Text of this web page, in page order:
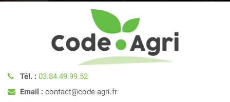
Tél. : 03.84.49.99.52
Email : contact@code-agri.fr